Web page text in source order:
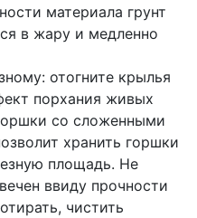
материала грунт
в жару и медленно
отогните крылья
порхания живых
со сложенными
хранить горшки
площадь. Не
ввиду прочности
чистить